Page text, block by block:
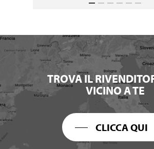
TROVA IL
VICINO A TE
CLICCA QUI